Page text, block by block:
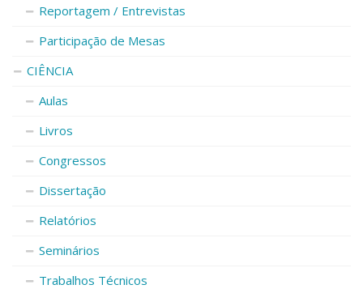
Reportagem / Entrevistas
Participação de Mesas
CIÊNCIA
Aulas
Livros
Congressos
Dissertação
Relatórios
Seminários
Trabalhos Técnicos